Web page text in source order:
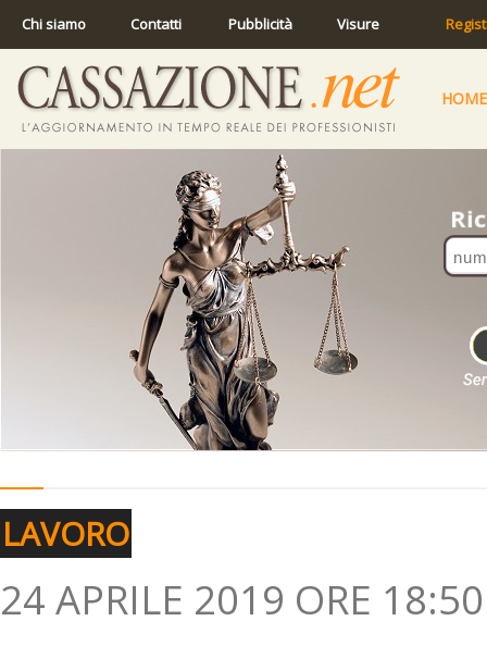
Chi siamo Contatti Pubblicità Visure
HOME
LAVORO
24 APRILE 2019 ORE 18:50